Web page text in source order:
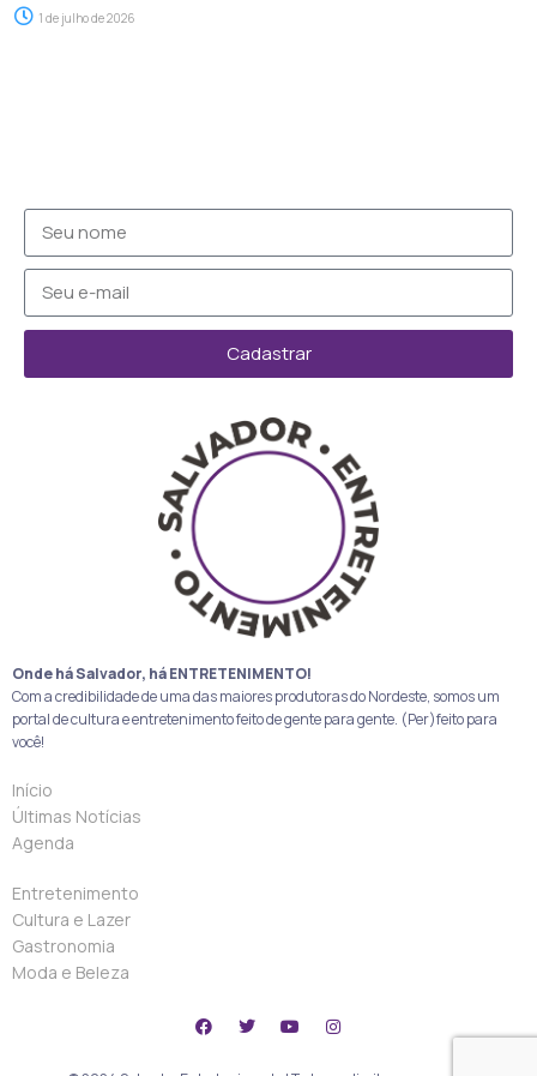
1 de julho de 2026
Cadastrar
Onde há Salvador, há ENTRETENIMENTO!
Com a credibilidade de uma das maiores produtoras do Nordeste, somos um
portal de cultura e entretenimento feito de gente para gente. (Per)feito para
você!
Início
Últimas Notícias
Agenda
Entretenimento
Cultura e Lazer
Gastronomia
Moda e Beleza